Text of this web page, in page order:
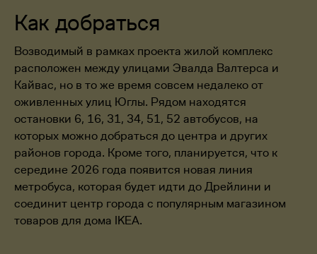
Как добраться
Возводимый в рамках проекта жилой комплекс
расположен между улицами Эвалда Валтерса и
Кайвас, но в то же время совсем недалеко от
оживленных улиц Юглы. Рядом находятся
остановки 6, 16, 31, 34, 51, 52 автобусов, на
которых можно добраться до центра и других
районов города. Кроме того, планируется, что к
середине 2026 года появится новая линия
метробуса, которая будет идти до Дрейлини и
соединит центр города с популярным магазином
товаров для дома IKEA.